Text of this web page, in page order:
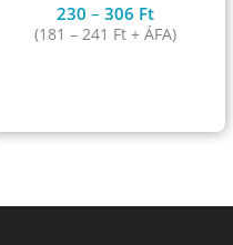
230 – 306 Ft
(181 – 241 Ft+ ÁFA)